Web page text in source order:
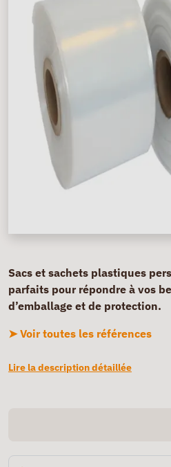
Sacs et sachets plastiques
parfaits pour répondre à vos
d’emballage et de protection.
➤ Voir toutes les références
Lire la description détaillée